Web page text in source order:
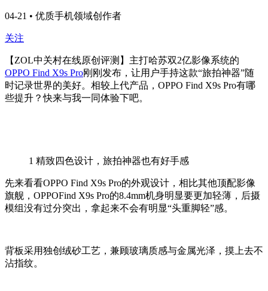
04-21 • 优质手机领域创作者
关注
【ZOL中关村在线原创评测】主打哈苏双2亿影像系统的
OPPO Find X9s Pro刚刚发布，让用户手持这款“旅拍神器”随
时记录世界的美好。相较上代产品，OPPO Find X9s Pro有哪
些提升？快来与我一同体验下吧。
1 精致四色设计，旅拍神器也有好手感
先来看看OPPO Find X9s Pro的外观设计，相比其他顶配影像
旗舰，OPPOFind X9s Pro的8.4mm机身明显要更加轻薄，后摄
模组没有过分突出，拿起来不会有明显“头重脚轻”感。
背板采用独创绒砂工艺，兼顾玻璃质感与金属光泽，摸上去不
沾指纹。